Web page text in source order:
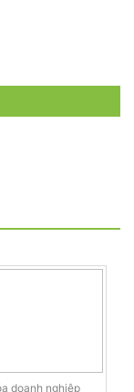
doanh nghiệp